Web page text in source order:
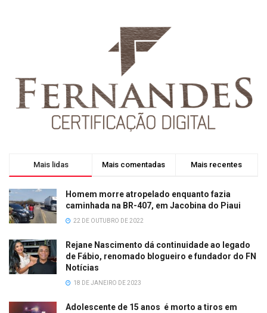
Mais lidas Mais comentadas Mais recentes
Homem morre atropelado enquanto fazia
caminhada na BR-407, em Jacobina do Piaui
22 DE OUTUBRO DE 2022
Rejane Nascimento dá continuidade ao legado
de Fábio, renomado blogueiro e fundador do FN
Notícias
18 DE JANEIRO DE 2023
Adolescente de 15 anos é morto a tiros em